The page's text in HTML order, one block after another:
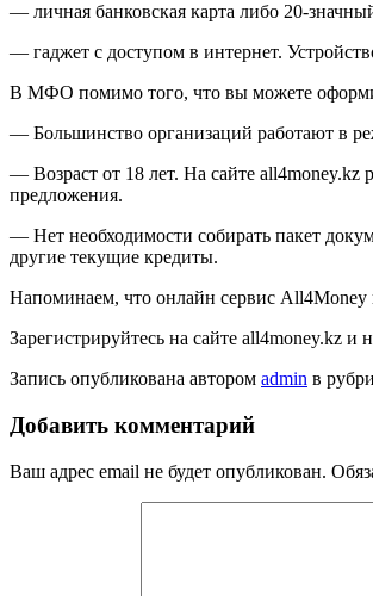
— личная банковская карта либо 20-
— гаджет с доступом в интернет.
В МФО помимо того, что вы можете
— Большинство организаций работают в
— Возраст от 18 лет. На сайте all4money.kz
предложения.
— Нет необходимости собирать пакет
другие текущие кредиты.
Напоминаем, что онлайн сервис All4Money
Зарегистрируйтесь на сайте all4money.kz
Запись опубликована автором admin в
Добавить комментарий
Ваш адрес email не будет опубликован.